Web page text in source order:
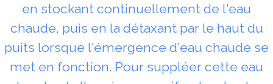
en stockant continuellement de l'eau
chaude, puis en la détaxant par le haut du
puits lorsque l'émergence d'eau chaude se
met en fonction. Pour suppléer cette eau